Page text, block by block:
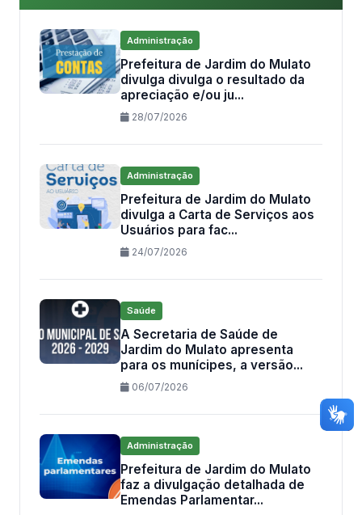
Administração
Prefeitura de Jardim do Mulato
divulga divulga o resultado da
apreciação e/ou ju...
28/07/2026
Administração
Prefeitura de Jardim do Mulato
divulga a Carta de Serviços aos
Usuários para fac...
24/07/2026
Saúde
A Secretaria de Saúde de
Jardim do Mulato apresenta
para os munícipes, a versão...
06/07/2026
Administração
Prefeitura de Jardim do Mulato
faz a divulgação detalhada de
Emendas Parlamentar...